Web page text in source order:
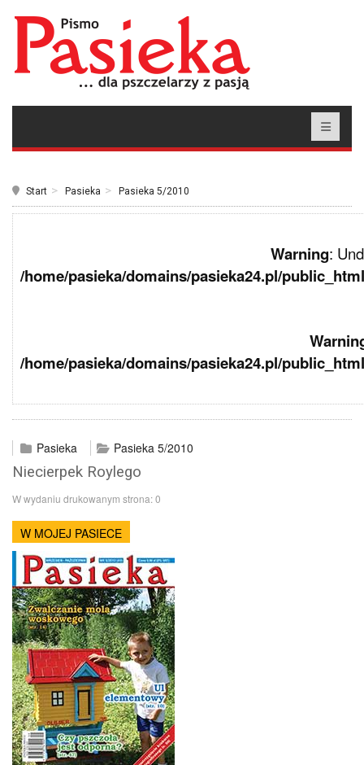
Start Pasieka Pasieka 5/2010
Warning:
/home/pasieka/domains/pasieka24.pl/
/home/pasieka/domains/pasieka24.pl/
Pasieka Pasieka 5/2010
Niecierpek Roylego
W wydaniu drukowanym strona:0
W MOJEJ PASIECE